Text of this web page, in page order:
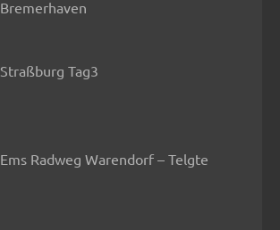
Bremerhaven
Straßburg Tag3
Ems Radweg Warendorf – Telgte